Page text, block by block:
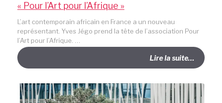
« Pour l’Art pour l’Afrique »
L’art contemporain africain en France a un nouveau
représentant. Yves Jégo prend la tête de l’association Pour
l’Art pour l’Afrique. …
Lire la suite…